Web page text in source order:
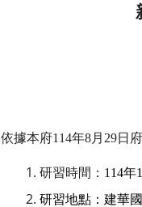
依據本府114年8月 29日
研習時間： 114年
研習地點：建華